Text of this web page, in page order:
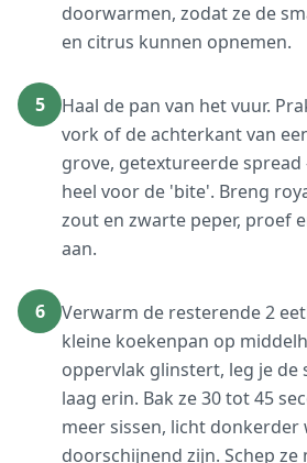
doorwarmen, zodat ze de
en citrus kunnen opnemen.
5
Haal de pan van het vuur.
vork of de achterkant van
grove, getextureerde
heel voor de 'bite'. Breng
zout en zwarte peper, proef
aan.
6
Verwarm de resterende 2
kleine koekenpan op
oppervlak glinstert, leg je de
laag erin. Bak ze 30 tot 45
meer sissen, licht donkerder
doorschijnend zijn. Schep ze